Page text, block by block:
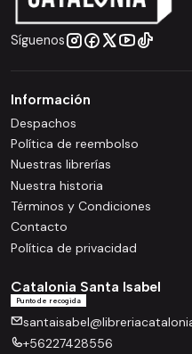
Síguenos
Información
Despachos
Política de reembolso
Nuestras librerías
Nuestra historia
Términos y Condiciones
Contacto
Política de privacidad
Catalonia Santa Isabel
Punto de recogida
+56227428556